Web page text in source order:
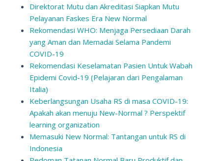
Direktorat Mutu dan Akreditasi Siapkan Mutu
Pelayanan Faskes Era New Normal
Rekomendasi WHO: Menjaga Persediaan Darah
yang Aman dan Memadai Selama Pandemi
COVID-19
Rekomendasi Keselamatan Pasien Untuk Wabah
Epidemi Covid-19 (Pelajaran dari Pengalaman
Italia)
Keberlangsungan Usaha RS di masa COVID-19:
Apakah akan menuju New-Normal ? Perspektif
learning organization
Memasuki New Normal: Tantangan untuk RS di
Indonesia